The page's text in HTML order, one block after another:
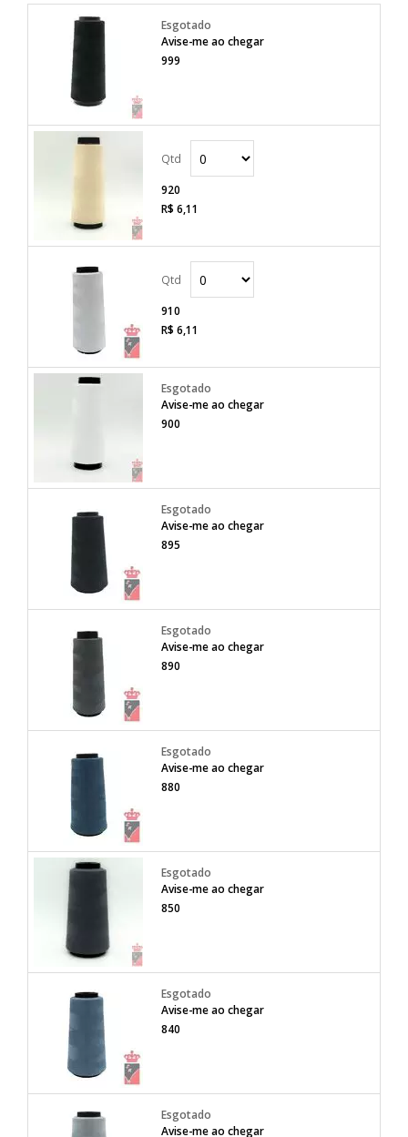
Avise-me ao chegar
999
920
R$ 6,11
910
R$ 6,11
Avise-me ao chegar
900
Avise-me ao chegar
895
Avise-me ao chegar
890
Avise-me ao chegar
880
Avise-me ao chegar
850
Avise-me ao chegar
840
Avise-me ao chegar